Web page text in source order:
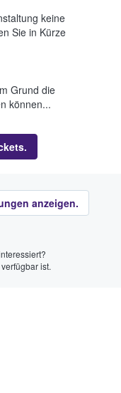
keine
Sie in Kürze
Grund die
können...
anzeigen.
ist.